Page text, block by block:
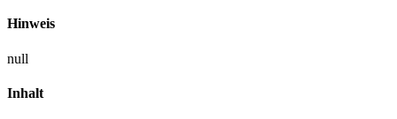
Hinweis
null
Inhalt